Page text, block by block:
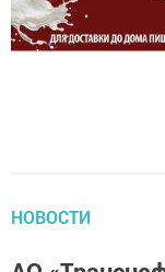
НОВОСТИ
АО